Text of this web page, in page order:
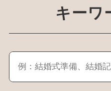
キーワ